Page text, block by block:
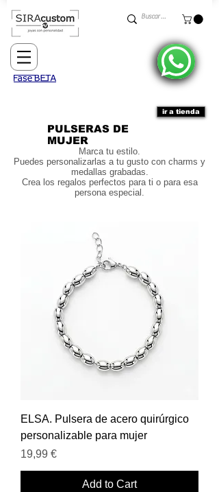
ir a tienda
PULSERAS DE
MUJER
Marca tu estilo.
Puedes personalizarlas a tu gusto con charms y
medallas grabadas.
Crea los regalos perfectos para ti o para esa
persona especial.
ELSA. Pulsera de acero quirúrgico
personalizable para mujer
Price
19,99 €
Add to Cart